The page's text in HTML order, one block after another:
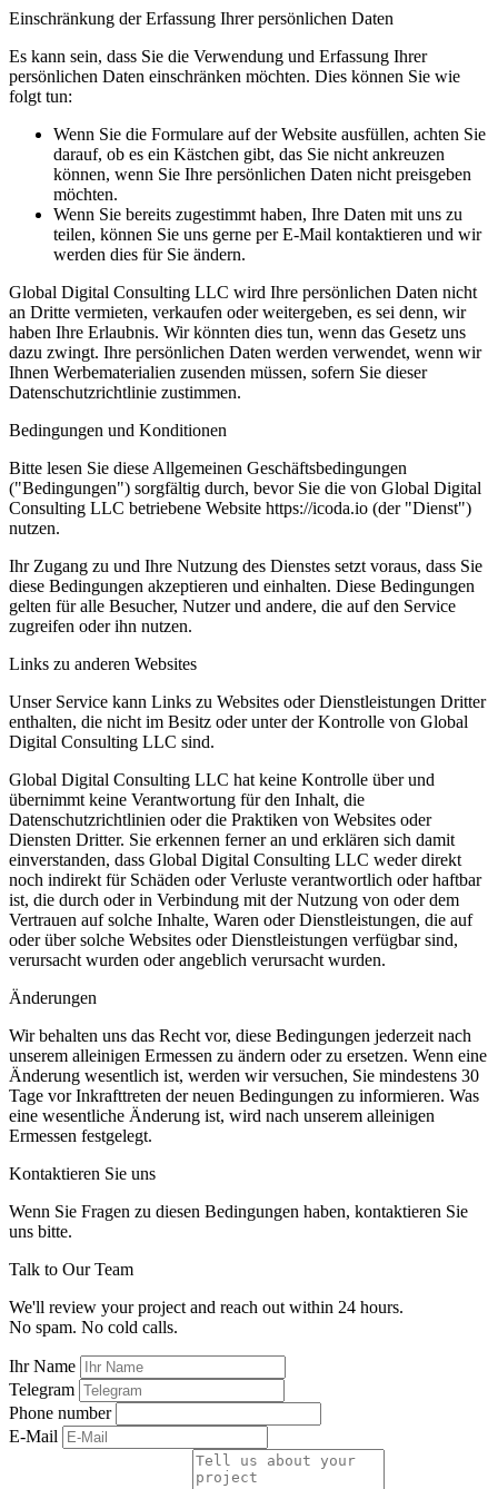
Einschränkung der Erfassung Ihrer persönlichen Daten
Es kann sein, dass Sie die Verwendung und Erfassung Ihrer
persönlichen Daten einschränken möchten. Dies können Sie wie
folgt tun:
Wenn Sie die Formulare auf der Website ausfüllen, achten Sie
darauf, ob es ein Kästchen gibt, das Sie nicht ankreuzen
können, wenn Sie Ihre persönlichen Daten nicht preisgeben
möchten.
Wenn Sie bereits zugestimmt haben, Ihre Daten mit uns zu
teilen, können Sie uns gerne per E-Mail kontaktieren und wir
werden dies für Sie ändern.
Global Digital Consulting LLC wird Ihre persönlichen Daten nicht
an Dritte vermieten, verkaufen oder weitergeben, es sei denn, wir
haben Ihre Erlaubnis. Wir könnten dies tun, wenn das Gesetz uns
dazu zwingt. Ihre persönlichen Daten werden verwendet, wenn wir
Ihnen Werbematerialien zusenden müssen, sofern Sie dieser
Datenschutzrichtlinie zustimmen.
Bedingungen und Konditionen
Bitte lesen Sie diese Allgemeinen Geschäftsbedingungen
("Bedingungen") sorgfältig durch, bevor Sie die von Global Digital
Consulting LLC betriebene Website https://icoda.io (der "Dienst")
nutzen.
Ihr Zugang zu und Ihre Nutzung des Dienstes setzt voraus, dass Sie
diese Bedingungen akzeptieren und einhalten. Diese Bedingungen
gelten für alle Besucher, Nutzer und andere, die auf den Service
zugreifen oder ihn nutzen.
Links zu anderen Websites
Unser Service kann Links zu Websites oder Dienstleistungen Dritter
enthalten, die nicht im Besitz oder unter der Kontrolle von Global
Digital Consulting LLC sind.
Global Digital Consulting LLC hat keine Kontrolle über und
übernimmt keine Verantwortung für den Inhalt, die
Datenschutzrichtlinien oder die Praktiken von Websites oder
Diensten Dritter. Sie erkennen ferner an und erklären sich damit
einverstanden, dass Global Digital Consulting LLC weder direkt
noch indirekt für Schäden oder Verluste verantwortlich oder haftbar
ist, die durch oder in Verbindung mit der Nutzung von oder dem
Vertrauen auf solche Inhalte, Waren oder Dienstleistungen, die auf
oder über solche Websites oder Dienstleistungen verfügbar sind,
verursacht wurden oder angeblich verursacht wurden.
Änderungen
Wir behalten uns das Recht vor, diese Bedingungen jederzeit nach
unserem alleinigen Ermessen zu ändern oder zu ersetzen. Wenn eine
Änderung wesentlich ist, werden wir versuchen, Sie mindestens 30
Tage vor Inkrafttreten der neuen Bedingungen zu informieren. Was
eine wesentliche Änderung ist, wird nach unserem alleinigen
Ermessen festgelegt.
Kontaktieren Sie uns
Wenn Sie Fragen zu diesen Bedingungen haben, kontaktieren Sie
uns bitte.
Talk to Our Team
We'll review your project and reach out within 24 hours.
No spam. No cold calls.
Ihr Name
Telegram
Phone number
E-Mail